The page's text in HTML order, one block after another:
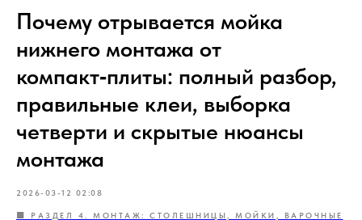
Почему отрывается мойка
нижнего монтажа от
компакт‑плиты: полный разбор,
правильные клеи, выборка
четверти и скрытые нюансы
монтажа
2026-03-12 02:08
🟨 РАЗДЕЛ 4. МОНТАЖ: СТОЛЕШНИЦЫ, МОЙКИ, ВАРОЧНЫЕ